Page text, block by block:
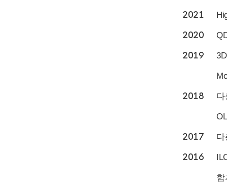
2021
2020
2019
2018 다
2017 다
2016
합